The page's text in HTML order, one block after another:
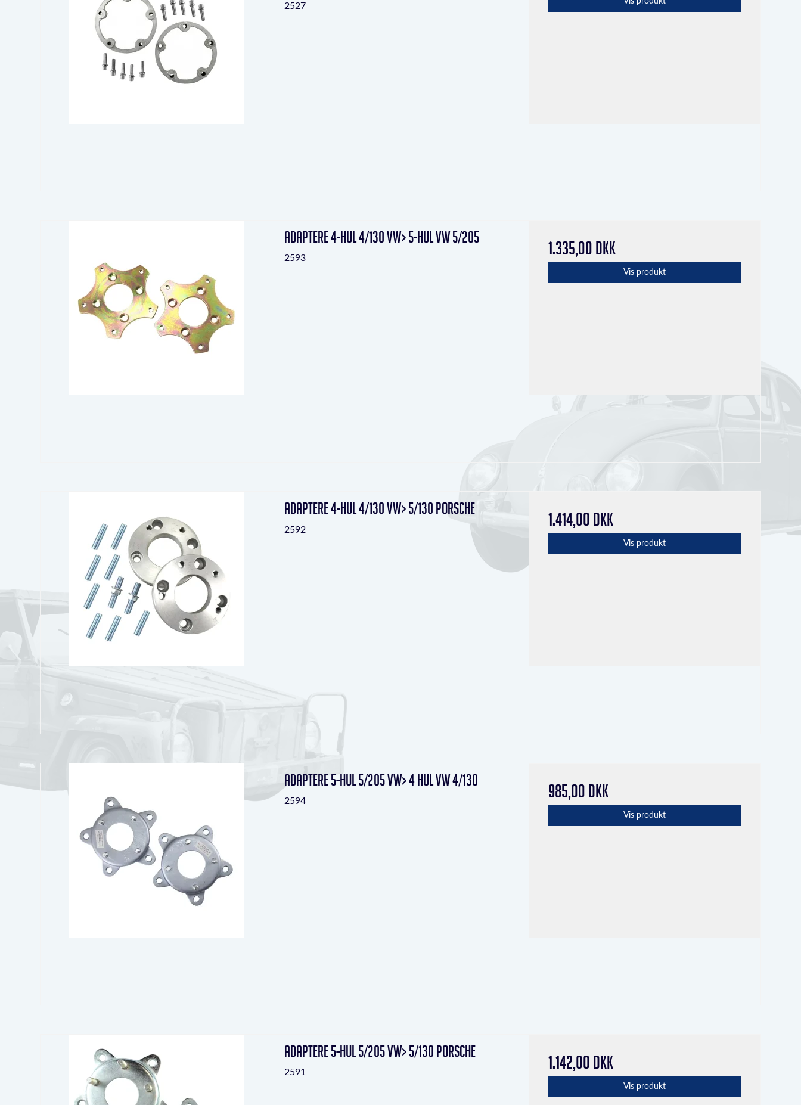
2527
Adaptere 4-hul 4/130 VW> 5-hul VW 5/205
2593 1.335,00 DKK
Vis produkt
Adaptere 4-hul 4/130 VW> 5/130 Porsche
2592 1.414,00 DKK
Vis produkt
Adaptere 5-hul 5/205 VW> 4 hul VW 4/130
2594 985,00 DKK
Vis produkt
Adaptere 5-hul 5/205 VW> 5/130 Porsche
2591 1.142,00 DKK
Vis produkt